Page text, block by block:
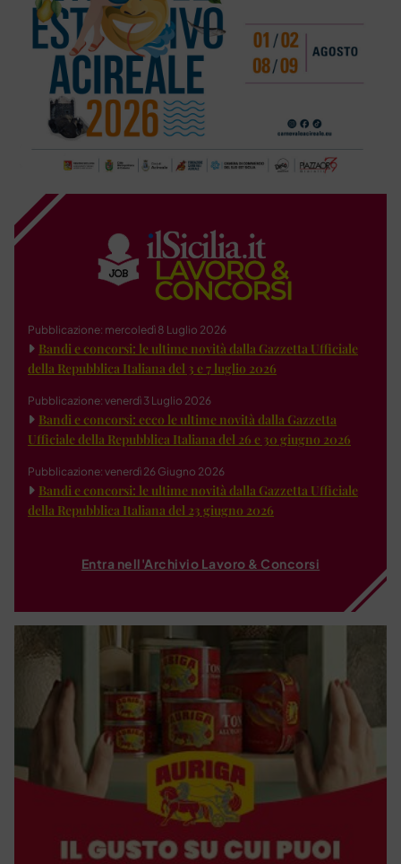
Pubblicazione: mercoledì 8 Luglio 2026
Bandi e concorsi: le ultime novità dalla Gazzetta Ufficiale
della Repubblica Italiana del 3 e 7 luglio 2026
Pubblicazione: venerdì 3 Luglio 2026
Bandi e concorsi: ecco le ultime novità dalla Gazzetta
Ufficiale della Repubblica Italiana del 26 e 30 giugno 2026
Pubblicazione: venerdì 26 Giugno 2026
Bandi e concorsi: le ultime novità dalla Gazzetta Ufficiale
della Repubblica Italiana del 23 giugno 2026
Entra nell'Archivio Lavoro & Concorsi